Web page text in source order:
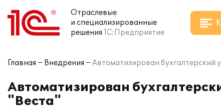
Отраслевые
и специализированные
решения 1С:Предприятие
Главная Внедрения Автоматизирован
Автоматизирован
"Веста"